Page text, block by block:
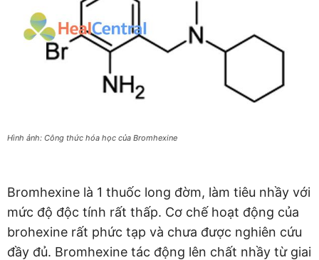
Hình ảnh: Công thức hóa học của Bromhexine
Bromhexine là 1 thuốc long đờm, làm tiêu nhầy với
mức độ độc tính rất thấp. Cơ chế hoạt động của
brohexine rất phức tạp và chưa được nghiên cứu
đầy đủ. Bromhexine tác động lên chất nhầy từ giai